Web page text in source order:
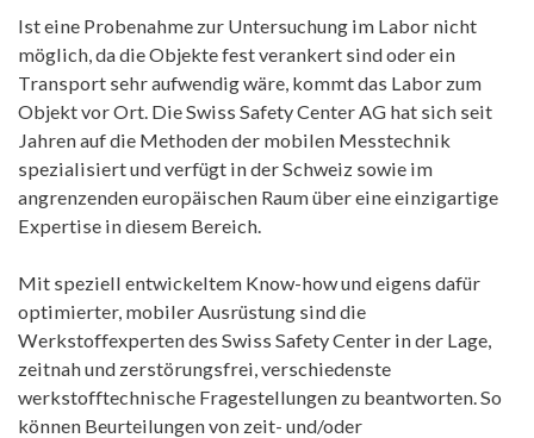
Ist eine Probenahme zur Untersuchung im Labor nicht
möglich, da die Objekte fest verankert sind oder ein
Transport sehr aufwendig wäre, kommt das Labor zum
Objekt vor Ort. Die Swiss Safety Center AG hat sich seit
Jahren auf die Methoden der mobilen Messtechnik
spezialisiert und verfügt in der Schweiz sowie im
angrenzenden europäischen Raum über eine einzigartige
Expertise in diesem Bereich.
Mit speziell entwickeltem Know-how und eigens dafür
optimierter, mobiler Ausrüstung sind die
Werkstoffexperten des Swiss Safety Center in der Lage,
zeitnah und zerstörungsfrei, verschiedenste
werkstofftechnische Fragestellungen zu beantworten. So
können Beurteilungen von zeit- und/oder